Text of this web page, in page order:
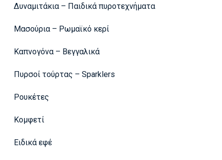
Δυναμιτάκια – Παιδικά πυροτεχνήματα
Μασούρια – Ρωμαϊκό κερί
Καπνογόνα – Βεγγαλικά
Πυρσοί τούρτας – Sparklers
Ρουκέτες
Κομφετί
Ειδικά εφέ